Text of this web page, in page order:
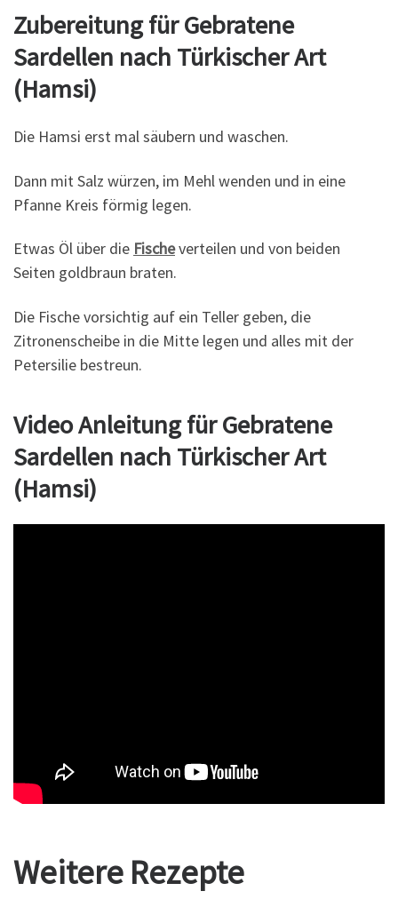
Zubereitung für Gebratene
Sardellen nach Türkischer Art
(Hamsi)
Die Hamsi erst mal säubern und waschen.
Dann mit Salz würzen, im Mehl wenden und in eine
Pfanne Kreis förmig legen.
Etwas Öl über die Fischeverteilen und von beiden
Seiten goldbraun braten.
Die Fische vorsichtig auf ein Teller geben, die
Zitronenscheibe in die Mitte legen und alles mit der
Petersilie bestreun.
Video Anleitung für Gebratene
Sardellen nach Türkischer Art
(Hamsi)
Weitere Rezepte